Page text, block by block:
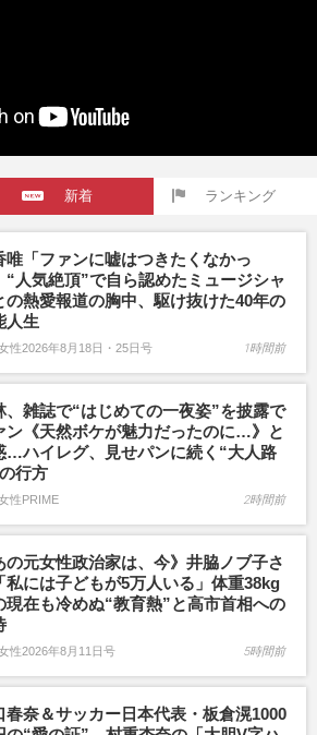
新着 ランキング
唯「ファンに嘘はつきたくなかっ
“人気絶頂”で自ら認めたミュージシャ
の熱愛報道の胸中、駆け抜けた40年の
人生
性2026年8月18日・25日号 1時間前
、雑誌で“はじめての一夜姿”を披露で
ン《天然ボケが魅力だったのに…》と
…ハイレグ、見せパンに続く“大人路
行方
性PRIME 2時間前
の元女性政治家は、今》井脇ノブ子さ
私には子どもが5万人いる」体重38kg
現在も冷めぬ“教育熱”と高市首相への
性2026年8月11日号 5時間前
春奈＆サッカー日本代表・板倉滉1000